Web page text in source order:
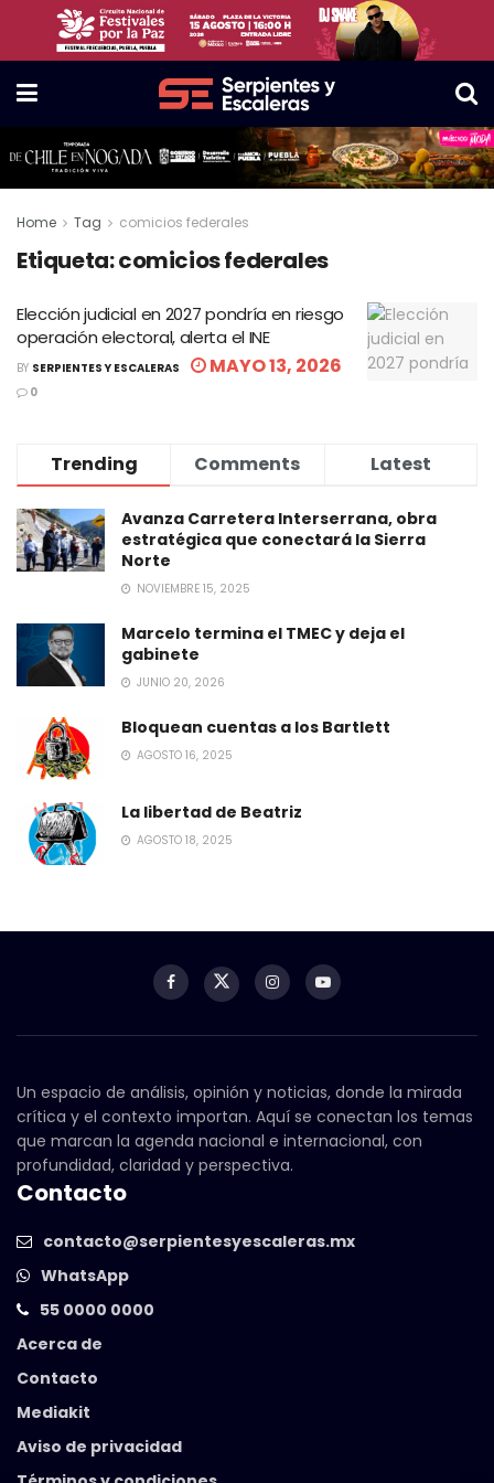
Home Tag comicios federales
Etiqueta:comicios federales
Elección judicial en 2027 pondría en riesgo
operación electoral, alerta el INE
BY SERPIENTES Y ESCALERAS MAYO 13, 2026
0
Trending Comments Latest
Avanza Carretera Interserrana, obra
estratégica que conectará la Sierra
Norte
NOVIEMBRE 15, 2025
Marcelo termina el TMEC y deja el
gabinete
JUNIO 20, 2026
Bloquean cuentas a los Bartlett
AGOSTO 16, 2025
La libertad de Beatriz
AGOSTO 18, 2025
Un espacio de análisis, opinión y noticias, donde la mirada
crítica y el contexto importan. Aquí se conectan los temas
que marcan la agenda nacional e internacional, con
profundidad, claridad y perspectiva.
Contacto
contacto@serpientesyescaleras.mx
WhatsApp
55 0000 0000
Acerca de
Contacto
Mediakit
Aviso de privacidad